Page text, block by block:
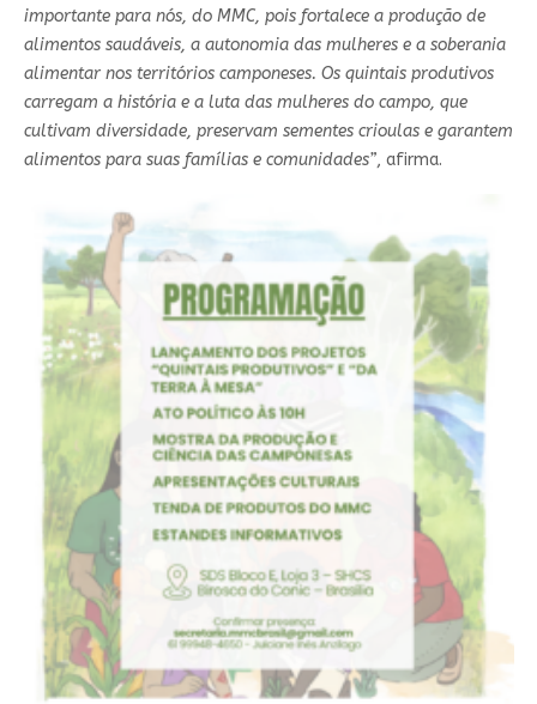
importante para nós, do MMC, pois fortalece a produção de
alimentos saudáveis, a autonomia das mulheres e a soberania
alimentar nos territórios camponeses. Os quintais produtivos
carregam a história e a luta das mulheres do campo, que
cultivam diversidade, preservam sementes crioulas e garantem
alimentos para suas famílias e comunidades”, afirma.